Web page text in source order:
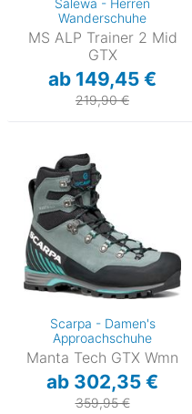
Salewa - Herren
Wanderschuhe
MS ALP Trainer 2 Mid
GTX
ab 149,45 €
219,90 €
Scarpa - Damen's
Approachschuhe
Manta Tech GTX Wmn
ab 302,35 €
359,95 €